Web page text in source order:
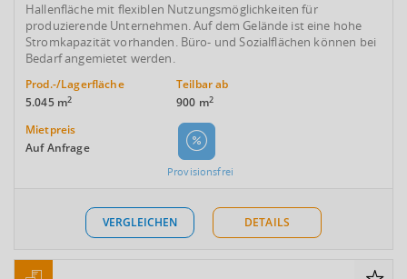
Hallenfläche mit flexiblen Nutzungsmöglichkeiten für
produzierende Unternehmen. Auf dem Gelände ist eine hohe
Stromkapazität vorhanden. Büro- und Sozialflächen können bei
Bedarf angemietet werden.
Prod.-/Lagerfläche
5.045 m2
Teilbar ab
900 m2
Mietpreis
Auf Anfrage
Provisionsfrei
VERGLEICHEN DETAILS